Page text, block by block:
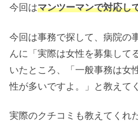
今回はマンツーマンで対応し
今回は事務で探して、病院の
んに「実際は女性を募集して
いたところ、「一般事務は女
性が多いですよ。」と教えて
実際のクチコミも教えてくれ